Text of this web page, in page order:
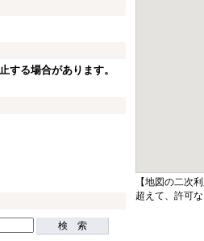
する場合があります。
検 索
【地図の二次
超えて、許可